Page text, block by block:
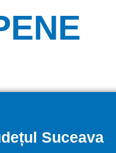
Suceava